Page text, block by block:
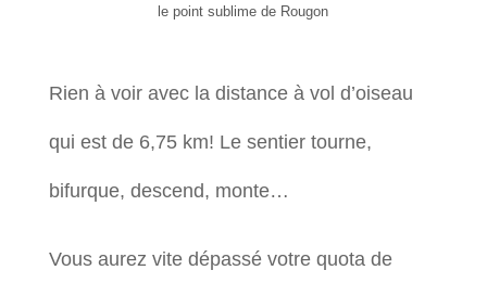
le point sublime de Rougon
Rien à voir avec la distance à vol d’oiseau
qui est de 6,75 km! Le sentier tourne,
bifurque, descend, monte…
Vous aurez vite dépassé votre quota de